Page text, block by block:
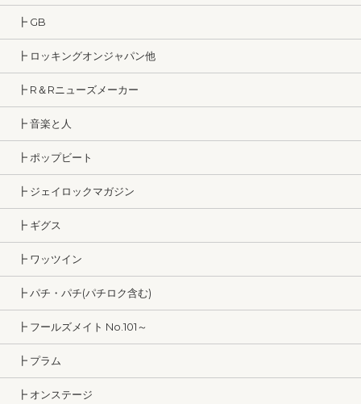
┣ GB
┣ ロッキングオンジャパン他
┣ R＆Rニューズメーカー
┣ 音楽と人
┣ ポップビート
┣ ジェイロックマガジン
┣ ギグス
┣ ワッツイン
┣ パチ・パチ(パチロク含む)
┣ フールズメイト No.101～
┣ プラム
┣ オンステージ